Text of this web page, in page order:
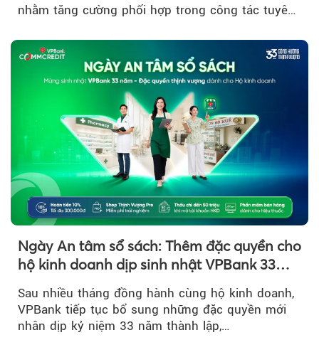
nhằm tăng cường phối hợp trong công tác tuyên
Ngày An tâm sổ sách: Thêm đặc quyền cho
hộ kinh doanh dịp sinh nhật VPBank 33
Sau nhiều tháng đồng hành cùng hộ kinh doanh,
VPBank tiếp tục bổ sung những đặc quyền mới
nhân dịp kỷ niệm 33 năm thành lập,…